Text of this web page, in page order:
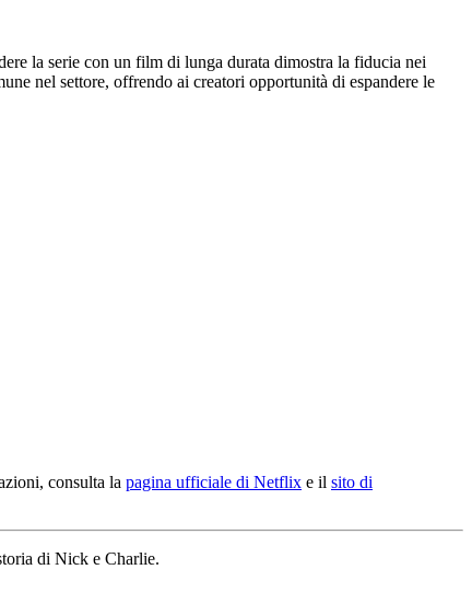
la serie con un film di lunga durata dimostra la fiducia nei
nel settore, offrendo ai creatori opportunità di espandere le
consulta la pagina ufficiale di Netflix e il sito di
di Nick e Charlie.